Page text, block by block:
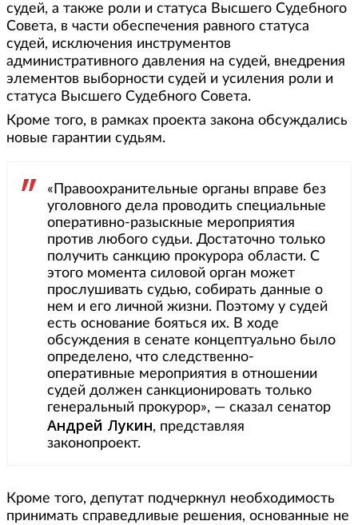
судей, а также роли и статуса Высшего Судебного
Совета, в части обеспечения равного статуса
судей, исключения инструментов
административного давления на судей, внедрения
элементов выборности судей и усиления роли и
статуса Высшего Судебного Совета.
Кроме того, в рамках проекта закона обсуждались
новые гарантии судьям.
«Правоохранительные органы вправе без
уголовного дела проводить специальные
оперативно-разыскные мероприятия
против любого судьи. Достаточно только
получить санкцию прокурора области. С
этого момента силовой орган может
прослушивать судью, собирать данные о
нем и его личной жизни. Поэтому у судей
есть основание бояться их. В ходе
обсуждения в сенате концептуально было
определено, что следственно-
оперативные мероприятия в отношении
судей должен санкционировать только
генеральный прокурор», — сказал сенатор
Андрей Лукин, представляя
законопроект.
Кроме того, депутат подчеркнул необходимость
принимать справедливые решения, основанные не